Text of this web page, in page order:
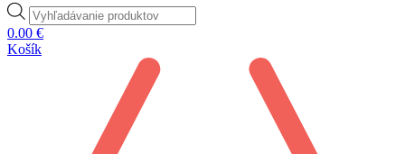
Products
search
0.00 €
Košík